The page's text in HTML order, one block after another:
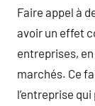
Faire appel à
avoir un effet
entreprises,
marchés. Ce
l’entreprise